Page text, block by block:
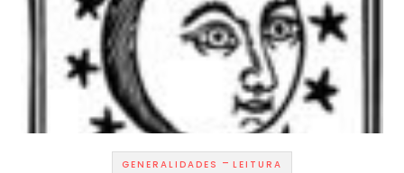
GENERALIDADES - LEITURA